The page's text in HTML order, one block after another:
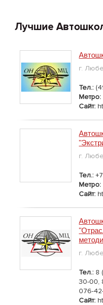
Лучшие
г.
Тел.:
Метро:
Сайт:
г.
Тел.:
Метро:
Сайт:
г.
Тел.: 8
30-00,
076-
Сайт: